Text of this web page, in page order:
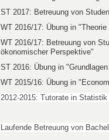
ST 2017: Betreuung von
WT 2016/17: Übung in
WT 2016/17: Betreuung von
ökonomischer Perspektive"
ST 2016: Übung in
WT 2015/16: Übung in
2012-2015: Tutorate in
Laufende Betreuung von